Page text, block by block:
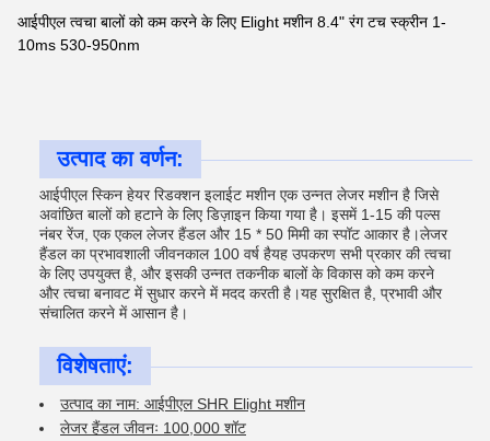
आईपीएल त्वचा बालों को कम करने के लिए Elight मशीन 8.4" रंग टच स्क्रीन 1-
10ms 530-950nm
उत्पाद का वर्णन:
आईपीएल स्किन हेयर रिडक्शन इलाईट मशीन एक उन्नत लेजर मशीन है जिसे
अवांछित बालों को हटाने के लिए डिज़ाइन किया गया है। इसमें 1-15 की पल्स
नंबर रेंज, एक एकल लेजर हैंडल और 15 * 50 मिमी का स्पॉट आकार है।लेजर
हैंडल का प्रभावशाली जीवनकाल 100 वर्ष हैयह उपकरण सभी प्रकार की त्वचा
के लिए उपयुक्त है, और इसकी उन्नत तकनीक बालों के विकास को कम करने
और त्वचा बनावट में सुधार करने में मदद करती है।यह सुरक्षित है, प्रभावी और
संचालित करने में आसान है।
विशेषताएं:
उत्पाद का नाम: आईपीएल SHR Elight मशीन
लेजर हैंडल जीवनः 100,000 शॉट